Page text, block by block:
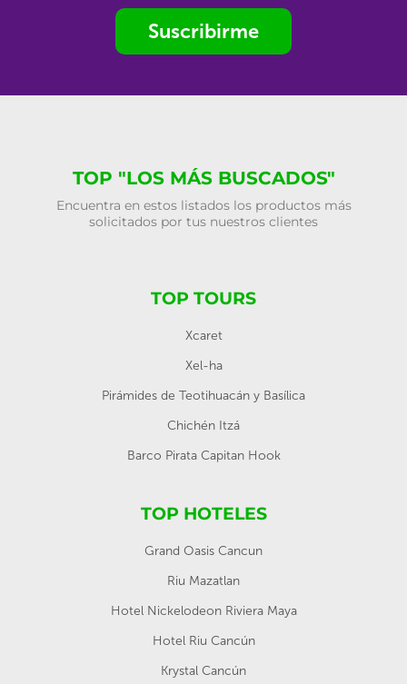
Suscribirme
TOP "LOS MÁS BUSCADOS"
Encuentra en estos listados los productos más
solicitados por tus nuestros clientes
TOP TOURS
Xcaret
Xel-ha
Pirámides de Teotihuacán y Basílica
Chichén Itzá
Barco Pirata Capitan Hook
TOP HOTELES
Grand Oasis Cancun
Riu Mazatlan
Hotel Nickelodeon Riviera Maya
Hotel Riu Cancún
Krystal Cancún